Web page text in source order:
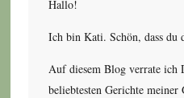
Hallo!
Ich bin Kati. Schön, dass du
Auf diesem Blog verrate ich
beliebtesten Gerichte meiner